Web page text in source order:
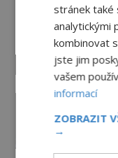
stránek také
analytickými
kombinovat
jste jim
vašem
informací
ZOBRAZIT
→